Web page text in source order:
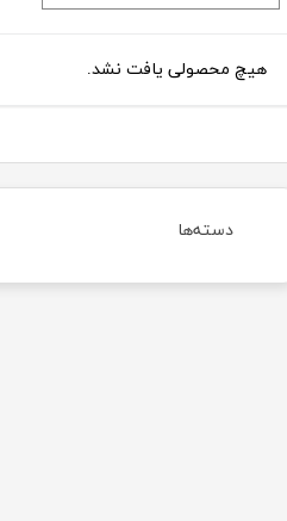
دسته‌ها
هیچ محصولی یافت نشد.